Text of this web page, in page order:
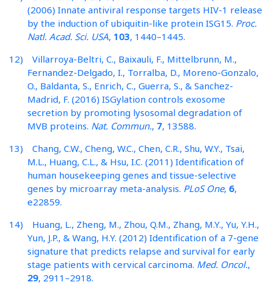
(2006) Innate antiviral response targets HIV-1 release
by the induction of ubiquitin-like protein ISG15. Proc.
Natl. Acad. Sci. USA, 103, 1440–1445.
12) Villarroya-Beltri, C., Baixauli, F., Mittelbrunn, M.,
Fernandez-Delgado, I., Torralba, D., Moreno-Gonzalo,
O., Baldanta, S., Enrich, C., Guerra, S., & Sanchez-
Madrid, F. (2016) ISGylation controls exosome
secretion by promoting lysosomal degradation of
MVB proteins. Nat. Commun., 7, 13588.
13) Chang, C.W., Cheng, W.C., Chen, C.R., Shu, W.Y., Tsai,
M.L., Huang, C.L., & Hsu, I.C. (2011) Identification of
human housekeeping genes and tissue-selective
genes by microarray meta-analysis. PLoS One, 6,
e22859.
14) Huang, L., Zheng, M., Zhou, Q.M., Zhang, M.Y., Yu, Y.H.,
Yun, J.P., & Wang, H.Y. (2012) Identification of a 7-gene
signature that predicts relapse and survival for early
stage patients with cervical carcinoma. Med. Oncol.,
29, 2911–2918.